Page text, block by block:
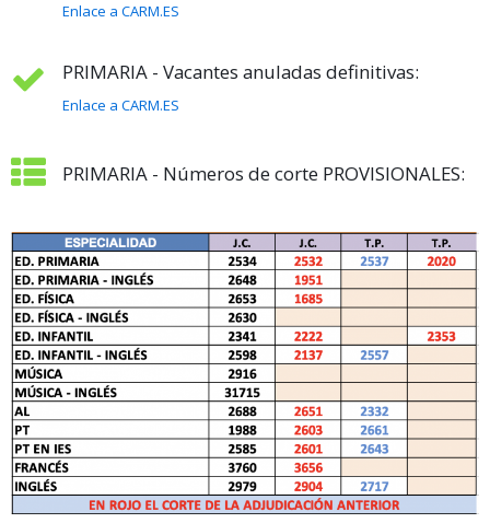
Enlace a CARM.ES
PRIMARIA - Vacantes anuladas definitivas:
Enlace a CARM.ES
PRIMARIA - Números de corte PROVISIONALES: